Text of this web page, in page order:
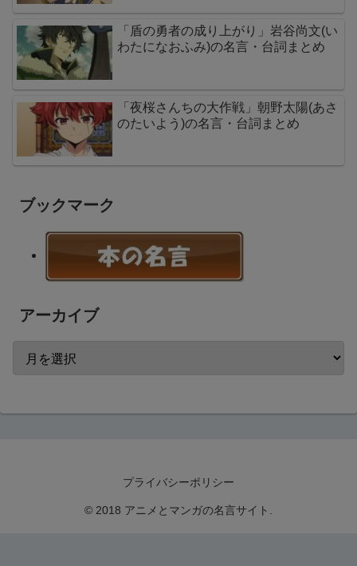
「盾の勇者の成り上がり」岩谷尚文(い
わたになおふみ)の名言・台詞まとめ
「夜桜さんちの大作戦」朝野太陽(あさ
のたいよう)の名言・台詞まとめ
ブックマーク
アーカイブ
プライバシーポリシー
© 2018 アニメとマンガの名言サイト.